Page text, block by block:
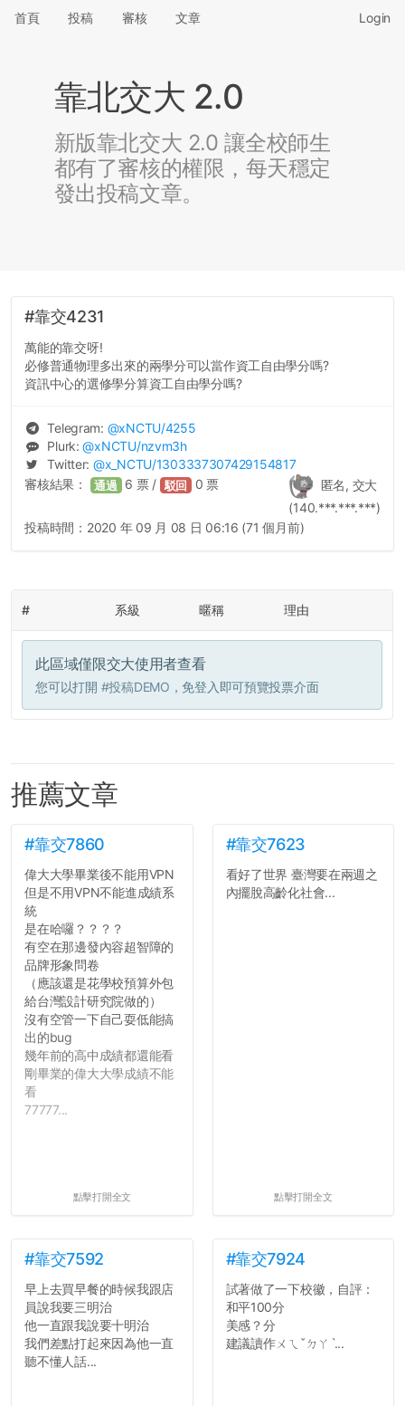
首頁 投稿 審核 文章 Login
靠北交大 2.0
新版靠北交大 2.0 讓全校師生
都有了審核的權限，每天穩定
發出投稿文章。
#靠交4231
萬能的靠交呀!
必修普通物理多出來的兩學分可以當作資工自由學分嗎?
資訊中心的選修學分算資工自由學分嗎?
Telegram: @xNCTU/4255
Plurk:@xNCTU/nzvm3h
Twitter: @x_NCTU/1303337307429154817
匿名, 交大
(140.***.***.***)
審核結果： 通過 6 票 / 駁回 0 票
投稿時間： 2020 年 09 月 08 日 06:16 (71 個月前)
# 系級 暱稱 理由
此區域僅限交大使用者查看
您可以打開 #投稿DEMO ，免登入即可預覽投票介面
推薦文章
#靠交7860
偉大大學畢業後不能用VPN
但是不用VPN不能進成績系
統
是在哈囉？？？？
有空在那邊發內容超智障的
品牌形象問卷
（應該還是花學校預算外包
給台灣設計研究院做的）
沒有空管一下自己耍低能搞
出的bug
幾年前的高中成績都還能看
剛畢業的偉大大學成績不能
看
77777...
點擊打開全文
#靠交7623
看好了世界 臺灣要在兩週之
內擺脫高齡化社會...
點擊打開全文
#靠交7592
早上去買早餐的時候我跟店
員說我要三明治
他一直跟我說要十明治
我們差點打起來因為他一直
聽不懂人話...
#靠交7924
試著做了一下校徽，自評：
和平100分
美感？分
建議讀作ㄨㄟˇㄉㄚˋ...